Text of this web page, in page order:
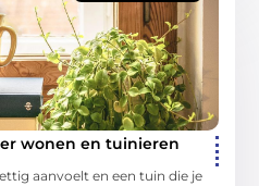
wonen en tuinieren
aanvoelt en een tuin die je